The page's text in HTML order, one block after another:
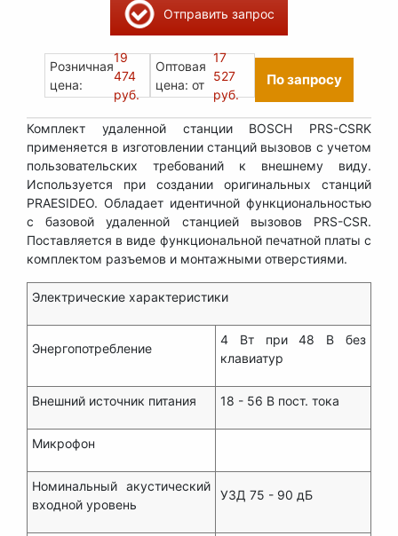
Отправить запрос
Розничная
цена:
19
474
руб.
Оптовая
цена: от
17
527
руб.
По запросу
Комплект удаленной станции BOSCH PRS-CSRK
применяется в изготовлении станций вызовов с учетом
пользовательских требований к внешнему виду.
Используется при создании оригинальных станций
PRAESIDEO. Обладает идентичной функциональностью
с базовой удаленной станцией вызовов PRS-CSR.
Поставляется в виде функциональной печатной платы с
комплектом разъемов и монтажными отверстиями.
Электрические характеристики
Энергопотребление
4 Вт при 48 В без
клавиатур
Внешний источник питания 18 - 56 В пост. тока
Микрофон
Номинальный акустический
входной уровень
УЗД 75 - 90 дБ